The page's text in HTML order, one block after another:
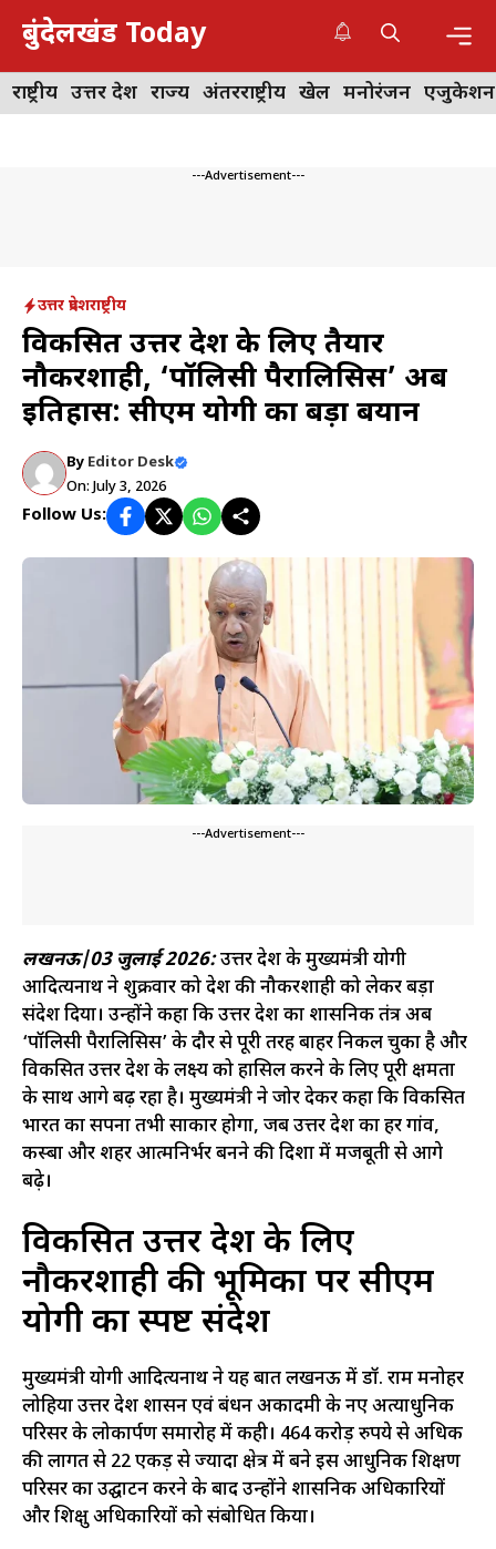
Skip
content
बुंदेलखंड Today
राष्ट्रीय उत्तर प्रदेश राज्य अंतरराष्ट्रीय खेल मनोरंजन एजुकेशन
---Advertisement---
उत्तर प्रदेशराष्ट्रीय
विकसित उत्तर प्रदेश के लिए तैयार
नौकरशाही, ‘पॉलिसी पैरालिसिस’ अब
इतिहास: सीएम योगी का बड़ा बयान
By Editor Desk
On: July 3, 2026
Follow Us:
---Advertisement---
लखनऊ|03 जुलाई 2026:उत्तर प्रदेश के मुख्यमंत्री योगी
आदित्यनाथ ने शुक्रवार को प्रदेश की नौकरशाही को लेकर बड़ा
संदेश दिया। उन्होंने कहा कि उत्तर प्रदेश का प्रशासनिक तंत्र अब
‘पॉलिसी पैरालिसिस’ के दौर से पूरी तरह बाहर निकल चुका है और
विकसित उत्तर प्रदेश के लक्ष्य को हासिल करने के लिए पूरी क्षमता
के साथ आगे बढ़ रहा है। मुख्यमंत्री ने जोर देकर कहा कि विकसित
भारत का सपना तभी साकार होगा, जब उत्तर प्रदेश का हर गांव,
कस्बा और शहर आत्मनिर्भर बनने की दिशा में मजबूती से आगे
बढ़े।
विकसित उत्तर प्रदेश के लिए
नौकरशाही की भूमिका पर सीएम
योगी का स्पष्ट संदेश
मुख्यमंत्री योगी आदित्यनाथ ने यह बात लखनऊ में डॉ. राम मनोहर
लोहिया उत्तर प्रदेश प्रशासन एवं प्रबंधन अकादमी के नए अत्याधुनिक
परिसर के लोकार्पण समारोह में कही। 464 करोड़ रुपये से अधिक
की लागत से 22 एकड़ से ज्यादा क्षेत्र में बने इस आधुनिक प्रशिक्षण
परिसर का उद्घाटन करने के बाद उन्होंने प्रशासनिक अधिकारियों
और प्रशिक्षु अधिकारियों को संबोधित किया।